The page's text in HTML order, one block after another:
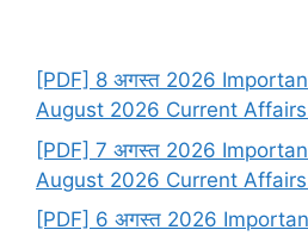
[PDF] 8 अगस्त 2026
August 2026 Current
[PDF] 7 अगस्त 2026
August 2026 Current
[PDF] 6 अगस्त 2026